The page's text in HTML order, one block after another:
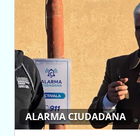
ALARMA CIUDADANA